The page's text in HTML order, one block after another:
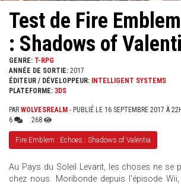
Test de Fire
: Shadows of
GENRE: T-RPG
ANNÉE DE SORTIE: 2017
ÉDITEUR / DÉVELOPPEUR: INTELLIGENT SYSTEMS
PLATEFORME: 3DS
PAR WOLVESREALM - PUBLIÉ LE 16 SEPTEMBRE 2017 À
6
268
Fire Emblem : Echoes : Shadows of Valentia
Au Pays du Soleil Levant, les choses ne se
chez nous. Moribonde depuis l'épisode